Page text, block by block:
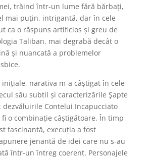
trăind într-un lume fără bărbați,
mai puțin, intrigantă, dar în cele
ca o răspuns artificios și greu de
Taliban, mai degrabă decât o
și nuancată a problemelor
narativa m-a câștigat în cele
său subtil și caracterizările Şapte
Contelui Incapucciato
o combinație câștigătoare. În timp
fascinantă, execuția a fost
jenantă de idei care nu s-au
într-un întreg coerent. Personajele